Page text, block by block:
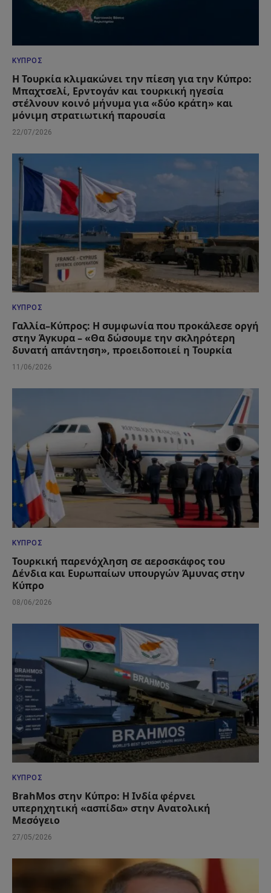
ΚΎΠΡΟΣ
Η Τουρκία κλιμακώνει την πίεση για την Κύπρο:
Μπαχτσελί, Ερντογάν και τουρκική ηγεσία
στέλνουν κοινό μήνυμα για «δύο κράτη» και
μόνιμη στρατιωτική παρουσία
22/07/2026
ΚΎΠΡΟΣ
Γαλλία–Κύπρος: Η συμφωνία που προκάλεσε οργή
στην Άγκυρα – «Θα δώσουμε την σκληρότερη
δυνατή απάντηση», προειδοποιεί η Τουρκία
11/06/2026
ΚΎΠΡΟΣ
Τουρκική παρενόχληση σε αεροσκάφος του
Δένδια και Ευρωπαίων υπουργών Άμυνας στην
Κύπρο
08/06/2026
ΚΎΠΡΟΣ
BrahMos στην Κύπρο: Η Ινδία φέρνει
υπερηχητική «ασπίδα» στην Ανατολική
Μεσόγειο
27/05/2026